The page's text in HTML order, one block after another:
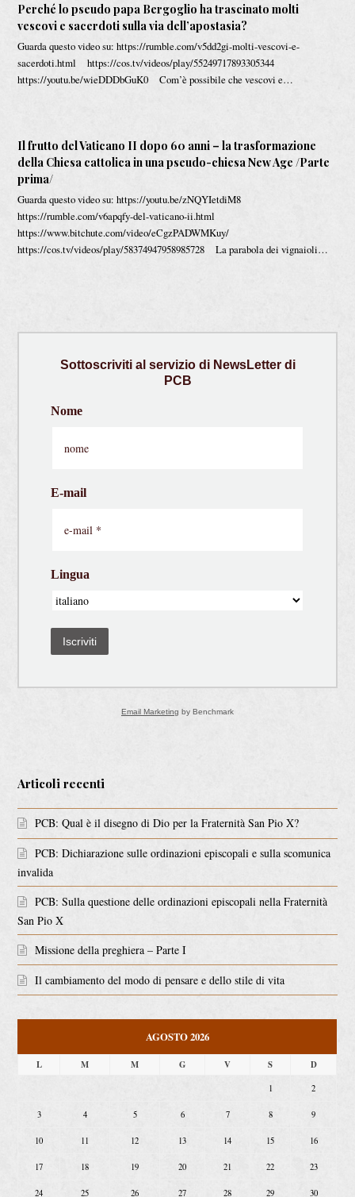
Perché lo pseudo papa Bergoglio ha trascinato molti
vescovi e sacerdoti sulla via dell’apostasia?
Guarda questo video su: https://rumble.com/v5dd2gi-molti-vescovi-e-
sacerdoti.html https://cos.tv/videos/play/55249717893305344
https://youtu.be/wieDDDbGuK0 Com’è possibile che vescovi e…
Il frutto del Vaticano II dopo 60 anni – la trasformazione
della Chiesa cattolica in una pseudo-chiesa New Age /Parte
prima/
Guarda questo video su: https://youtu.be/zNQYIetdiM8
https://rumble.com/v6apqfy-del-vaticano-ii.html
https://www.bitchute.com/video/eCgzPADWMKuy/
https://cos.tv/videos/play/58374947958985728 La parabola dei vignaioli…
Sottoscriviti al servizio di NewsLetter di
PCB
Nome
E-mail
Lingua
Iscriviti
Email Marketing by Benchmark
Articoli recenti
PCB: Qual è il disegno di Dio per la Fraternità San Pio X?
PCB: Dichiarazione sulle ordinazioni episcopali e sulla scomunica
invalida
PCB: Sulla questione delle ordinazioni episcopali nella Fraternità
San Pio X
Missione della preghiera – Parte I
Il cambiamento del modo di pensare e dello stile di vita
AGOSTO 2026
L M M G V S D
1 2
3 4 5 6 7 8 9
10 11 12 13 14 15 16
17 18 19 20 21 22 23
24 25 26 27 28 29 30